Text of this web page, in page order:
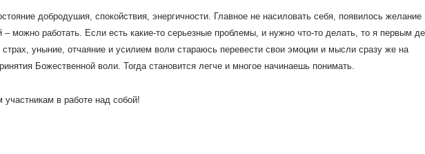
добродушия, спокойствия, энергичности. Главное не насиловать себя, появилось желание
– можно работать. Если есть какие-то серьезные проблемы, и нужно что-то делать, то я первым
уныние, отчаяние и усилием воли стараюсь перевести свои эмоции и мысли сразу же на
Божественной воли. Тогда становится легче и многое начинаешь понимать.
участникам в работе над собой!